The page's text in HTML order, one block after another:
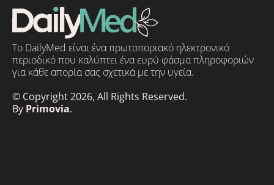
Το DailyMed είναι ένα πρωτοποριακό ηλεκτρονικό
περιοδικό που καλύπτει ένα ευρύ φάσμα πληροφοριών
για κάθε απορία σας σχετικά με την υγεία.
© Copyright 2026, All Rights Reserved.
By Primovia.